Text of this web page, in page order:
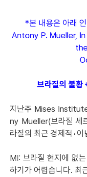
*본 내용은 아래
Antony P. Mueller,
브라질의 불황
지난주 Mises
ny Mueller(브라질 세
라질의 최근 경제적•
MI: 브라질 현지에 없
하기가 어렵습니다. 최